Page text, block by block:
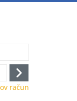
Prijavite
se
račun